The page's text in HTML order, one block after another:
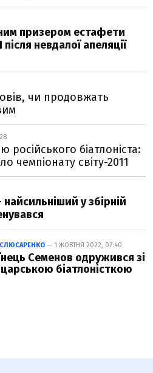
призером естафети
невдалої апеляції
чи продовжать
російського біатлоніста:
чемпіонату світу-2011
у збірній
СЛЮСАРЕНКО — 1 ЖОВТНЯ 2022, 07:40
Семенов одружився зі
біатлоністкою